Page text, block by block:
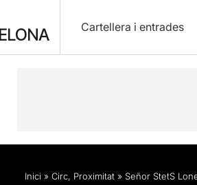
Cartellera i entrades
Descripció Fitxa artística
Inici » Circ, Proximitat » Señor StetS